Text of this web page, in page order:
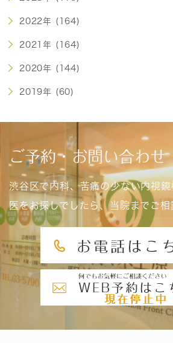
2022年 (164)
2021年 (164)
2020年 (144)
2019年 (60)
ご予約・お問い合わせ
渋谷区で内科、苦痛の少ない内視
医をお探しでしたら、当院までご相